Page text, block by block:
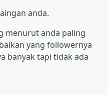
anda.
menurut anda paling
yang followernya
banyak tapi tidak ada